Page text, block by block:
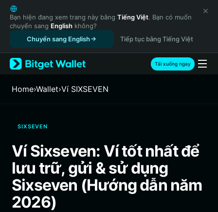
English
日本語
Tiếng Việt
Русский
Español (Latinoamérica)
Türkçe
Français
繁體中文
Bahasa Indonesia
ภาษาไทย
Español
Português (Brasil)
Bạn hiện đang xem trang này bằng Tiếng Việt. Bạn có muốn
chuyển sang English không?
Chuyển sang English
Tiếp tục bằng Tiếng Việt
Tải xuống ngay
Home›Wallet›‌Ví SIXSEVEN
SIXSEVEN
Ví Sixseven: Ví tốt nhất để
lưu trữ, gửi & sử dụng
Sixseven (Hướng dẫn năm
2026)